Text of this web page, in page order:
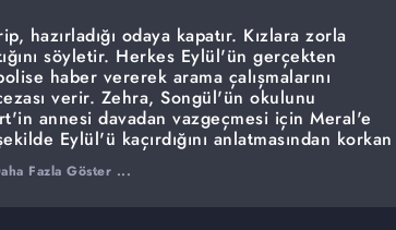
hazırladığı odaya kapatır. Kızlara zorla
söyletir. Herkes Eylül'ün gerçekten
haber vererek arama çalışmalarını
verir. Zehra, Songül'ün okulunu
annesi davadan vazgeçmesi için Meral'e
Eylül'ü kaçırdığını anlatmasından korkan
bir bakım evine yerleştirir. Eylül,
zorundadır.
Fazla Göster ...